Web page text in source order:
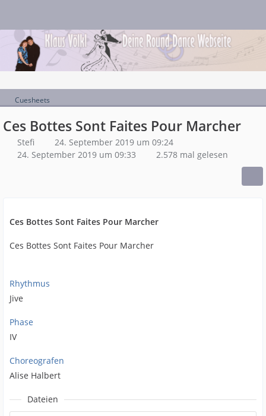
Cuesheets
Ces Bottes Sont Faites Pour Marcher
Stefi
24. September 2019 um 09:24
24. September 2019 um 09:33
2.578 mal gelesen
Ces Bottes Sont Faites Pour Marcher
Ces Bottes Sont Faites Pour Marcher
Rhythmus
Jive
Phase
IV
Choreografen
Alise Halbert
Dateien